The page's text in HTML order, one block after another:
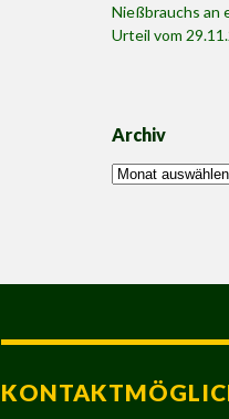
Nießbrauchs an
Urteil vom
Archiv
Archiv